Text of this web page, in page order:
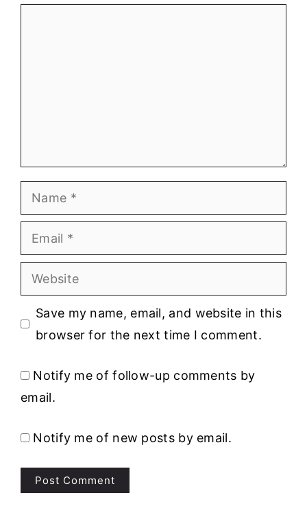
Name
Email
Website
Save my name, email, and website in this
browser for the next time I comment.
Notify me of follow-up comments by
email.
Notify me of new posts by email.